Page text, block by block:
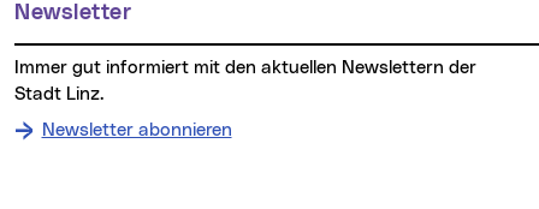
Newsletter
Stadt Linz.
Newsletter abonnieren